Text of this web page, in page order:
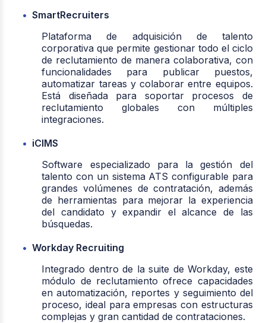
SmartRecruiters
Plataforma de adquisición de talento
corporativa que permite gestionar todo el ciclo
de reclutamiento de manera colaborativa, con
funcionalidades para publicar puestos,
automatizar tareas y colaborar entre equipos.
Está diseñada para soportar procesos de
reclutamiento globales con múltiples
integraciones.
iCIMS
Software especializado para la gestión del
talento con un sistema ATS configurable para
grandes volúmenes de contratación, además
de herramientas para mejorar la experiencia
del candidato y expandir el alcance de las
búsquedas.
Workday Recruiting
Integrado dentro de la suite de Workday, este
módulo de reclutamiento ofrece capacidades
en automatización, reportes y seguimiento del
proceso, ideal para empresas con estructuras
complejas y gran cantidad de contrataciones.